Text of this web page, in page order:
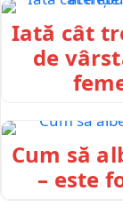
Iată cât
de
Cum să
– este